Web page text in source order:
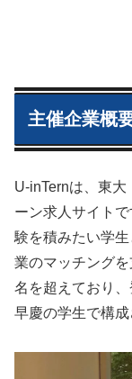
主催企業概
U-inTernは、東
ーン求人サイト
験を積みたい学
業のマッチング
名を超えており
早慶の学生で構成